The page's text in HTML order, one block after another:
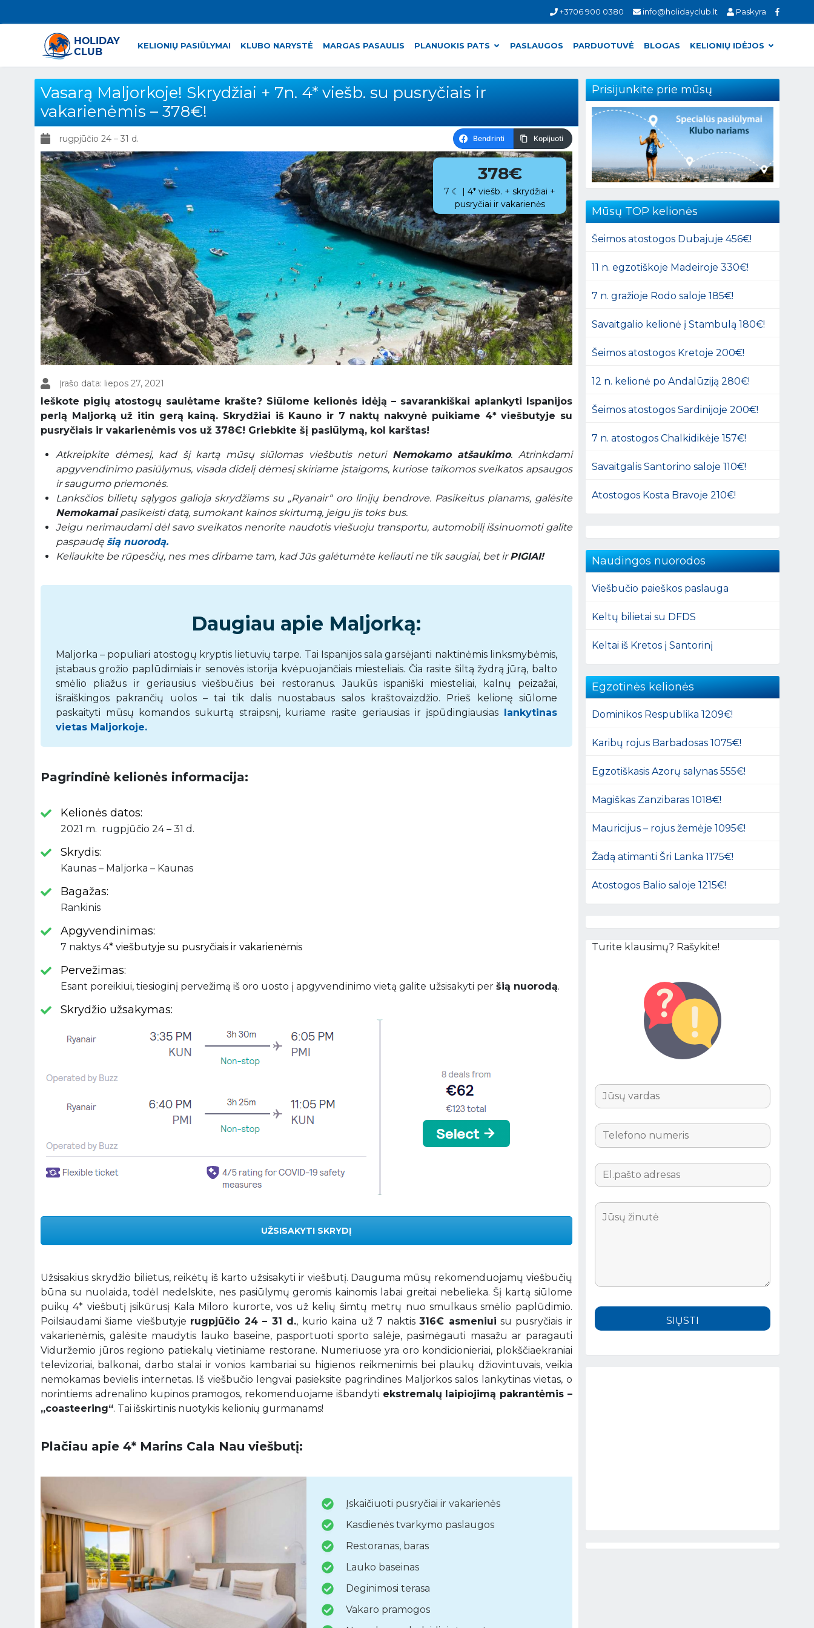
+3706 900 0380 info@holidayclub.lt Paskyra
KELIONIŲ PASIŪLYMAI KLUBO NARYSTĖ MARGAS PASAULIS PLANUOKIS PATS PASLAUGOS PARDUOTUVĖ BLOGAS KELIONIŲ IDĖJOS
Vasarą Maljorkoje! Skrydžiai + 7n. 4* viešb. su pusryčiais ir
vakarienėmis – 378€!
rugpjūčio 24 – 31 d. Bendrinti Kopijuoti
378€
7 ☾ | 4* viešb. + skrydžiai +
pusryčiai ir vakarienės
Įrašo data: liepos 27, 2021
Ieškote pigių atostogų saulėtame krašte? Siūlome kelionės idėją – savarankiškai aplankyti Ispanijos
perlą Maljorką už itin gerą kainą. Skrydžiai iš Kauno ir 7 naktų nakvynė puikiame 4* viešbutyje su
pusryčiais ir vakarienėmis vos už 378€! Griebkite šį pasiūlymą, kol karštas!
Atkreipkite dėmesį, kad šį kartą mūsų siūlomas viešbutis neturi Nemokamo atšaukimo. Atrinkdami
apgyvendinimo pasiūlymus, visada didelį dėmesį skiriame įstaigoms, kuriose taikomos sveikatos apsaugos
ir saugumo priemonės.
Lanksčios bilietų sąlygos galioja skrydžiams su „Ryanair“ oro linijų bendrove. Pasikeitus planams, galėsite
Nemokamaipasikeisti datą, sumokant kainos skirtumą, jeigu jis toks bus.
Jeigu nerimaudami dėl savo sveikatos nenorite naudotis viešuoju transportu, automobilį išsinuomoti galite
paspaudęšią nuorodą.
Keliaukite be rūpesčių, nes mes dirbame tam, kad Jūs galėtumėte keliauti ne tik saugiai, bet irPIGIAI!
Daugiau apie Maljorką:
Maljorka – populiari atostogų kryptis lietuvių tarpe. Tai Ispanijos sala garsėjanti naktinėmis linksmybėmis,
įstabaus grožio paplūdimiais ir senovės istorija kvėpuojančiais miesteliais. Čia rasite šiltą žydrą jūrą, balto
smėlio pliažus ir geriausius viešbučius bei restoranus. Jaukūs ispaniški miesteliai, kalnų peizažai,
išraiškingos pakrančių uolos – tai tik dalis nuostabaus salos kraštovaizdžio. Prieš kelionę siūlome
paskaityti mūsų komandos sukurtą straipsnį, kuriame rasite geriausias ir įspūdingiausias lankytinas
vietas Maljorkoje.
Pagrindinė kelionės informacija:
Kelionės datos:
2021 m. rugpjūčio 24 – 31 d.
Skrydis:
Kaunas – Maljorka – Kaunas
Bagažas:
Rankinis
Apgyvendinimas:
7 naktys 4* viešbutyje su pusryčiais ir vakarienėmis
Pervežimas:
Esant poreikiui, tiesioginį pervežimą iš oro uosto į apgyvendinimo vietą galite užsisakyti per šią nuorodą.
Skrydžio užsakymas:
UŽSISAKYTI SKRYDĮ
Užsisakius skrydžio bilietus, reikėtų iš karto užsisakyti ir viešbutį. Dauguma mūsų rekomenduojamų viešbučių
būna su nuolaida, todėl nedelskite, nes pasiūlymų geromis kainomis labai greitai nebelieka. Šį kartą siūlome
puikų 4* viešbutį įsikūrusį Kala Miloro kurorte, vos už kelių šimtų metrų nuo smulkaus smėlio paplūdimio.
Poilsiaudami šiame viešbutyje rugpjūčio 24 – 31 d., kurio kaina už 7 naktis316€ asmeniui su pusryčiais ir
vakarienėmis, galėsite maudytis lauko baseine, pasportuoti sporto salėje, pasimėgauti masažu ar paragauti
Viduržemio jūros regiono patiekalų vietiniame restorane. Numeriuose yra oro kondicionieriai, plokščiaekraniai
televizoriai, balkonai, darbo stalai ir vonios kambariai su higienos reikmenimis bei plaukų džiovintuvais, veikia
nemokamas bevielis internetas. Iš viešbučio lengvai pasieksite pagrindines Maljorkos salos lankytinas vietas, o
norintiems adrenalino kupinos pramogos, rekomenduojame išbandyti ekstremalų laipiojimą pakrantėmis –
„coasteering“. Tai išskirtinis nuotykis kelionių gurmanams!
Plačiau apie 4* Marins Cala Nau viešbutį:
Įskaičiuoti pusryčiai ir vakarienės
Kasdienės tvarkymo paslaugos
Restoranas, baras
Lauko baseinas
Deginimosi terasa
Vakaro pramogos
Prisijunkite prie mūsų
Mūsų TOP kelionės
Šeimos atostogos Dubajuje 456€!
11 n. egzotiškoje Madeiroje 330€!
7 n. gražioje Rodo saloje 185€!
Savaitgalio kelionė į Stambulą 180€!
Šeimos atostogos Kretoje 200€!
12 n. kelionė po Andalūziją 280€!
Šeimos atostogos Sardinijoje 200€!
7 n. atostogos Chalkidikėje 157€!
Savaitgalis Santorino saloje 110€!
Atostogos Kosta Bravoje 210€!
Naudingos nuorodos
Viešbučio paieškos paslauga
Keltų bilietai su DFDS
Keltai iš Kretos į Santorinį
Egzotinės kelionės
Dominikos Respublika 1209€!
Karibų rojus Barbadosas 1075€!
Egzotiškasis Azorų salynas 555€!
Magiškas Zanzibaras 1018€!
Mauricijus – rojus žemėje 1095€!
Žadą atimanti Šri Lanka 1175€!
Atostogos Balio saloje 1215€!
Turite klausimų? Rašykite!